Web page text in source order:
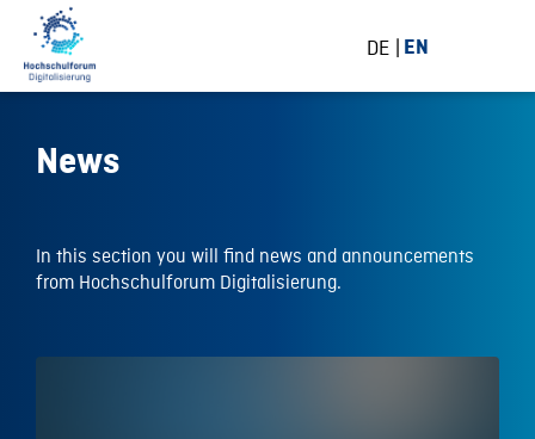
DE EN
News
In this section you will find news and announcements
from Hochschulforum Digitalisierung.